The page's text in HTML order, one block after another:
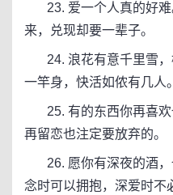
23. 爱一个人真的好难
来，兑现却要一辈子。
24. 浪花有意千里雪，
一竿身，快活如侬有几人。
25. 有的东西你再喜欢
再留恋也注定要放弃的。
26. 愿你有深夜的酒，
念时可以拥抱，深爱时不